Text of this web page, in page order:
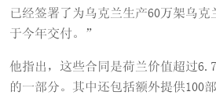
已经签署了为乌克兰生产60万架乌克
于今年交付。”
他指出，这些合同是荷兰价值超过
的一部分。其中还包括额外提供100